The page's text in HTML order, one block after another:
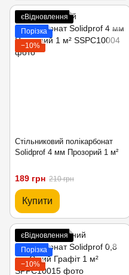
єВідновлення
Порізка
−10%
Стільниковий полікарбонат
Solidprof 4 мм Прозорий 1 м²
189 грн 210 грн
Купити
єВідновлення
Порізка
−10%